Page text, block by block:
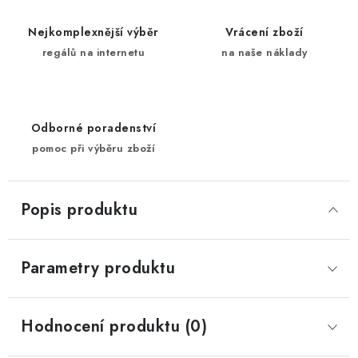
Nejkomplexnější výběr
regálů na internetu
Vrácení zboží
na naše náklady
Odborné poradenství
pomoc při výběru zboží
Popis produktu
Parametry produktu
Hodnocení produktu (0)